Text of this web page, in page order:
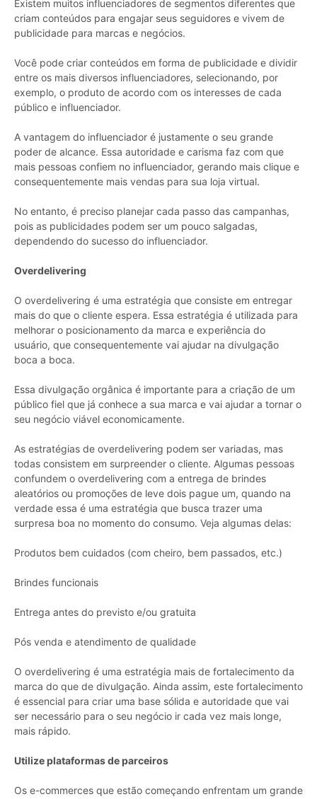
Existem muitos influenciadores de segmentos diferentes que
criam conteúdos para engajar seus seguidores e vivem de
publicidade para marcas e negócios.
Você pode criar conteúdos em forma de publicidade e dividir
entre os mais diversos influenciadores, selecionando, por
exemplo, o produto de acordo com os interesses de cada
público e influenciador.
A vantagem do influenciador é justamente o seu grande
poder de alcance. Essa autoridade e carisma faz com que
mais pessoas confiem no influenciador, gerando mais clique e
consequentemente mais vendas para sua loja virtual.
No entanto, é preciso planejar cada passo das campanhas,
pois as publicidades podem ser um pouco salgadas,
dependendo do sucesso do influenciador.
Overdelivering
O overdelivering é uma estratégia que consiste em entregar
mais do que o cliente espera. Essa estratégia é utilizada para
melhorar o posicionamento da marca e experiência do
usuário, que consequentemente vai ajudar na divulgação
boca a boca.
Essa divulgação orgânica é importante para a criação de um
público fiel que já conhece a sua marca e vai ajudar a tornar o
seu negócio viável economicamente.
As estratégias de overdelivering podem ser variadas, mas
todas consistem em surpreender o cliente. Algumas pessoas
confundem o overdelivering com a entrega de brindes
aleatórios ou promoções de leve dois pague um, quando na
verdade essa é uma estratégia que busca trazer uma
surpresa boa no momento do consumo. Veja algumas delas:
Produtos bem cuidados (com cheiro, bem passados, etc.)
Brindes funcionais
Entrega antes do previsto e/ou gratuita
Pós venda e atendimento de qualidade
O overdelivering é uma estratégia mais de fortalecimento da
marca do que de divulgação. Ainda assim, este fortalecimento
é essencial para criar uma base sólida e autoridade que vai
ser necessário para o seu negócio ir cada vez mais longe,
mais rápido.
Utilize plataformas de parceiros
Os e-commerces que estão começando enfrentam um grande